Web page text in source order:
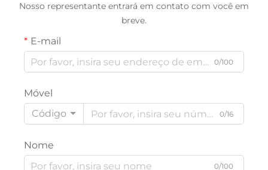
Nosso representante entrará em contato com você em
breve.
E-mail
0/100
Móvel
Código
0/16
Nome
0/100